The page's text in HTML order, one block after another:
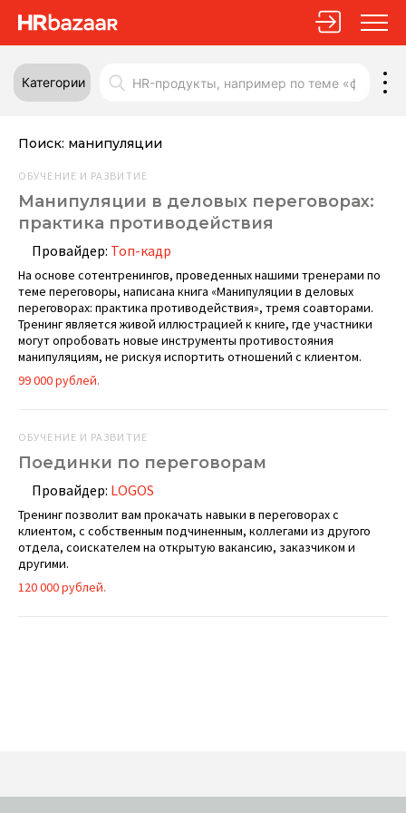
Категории
Поиск: манипуляции
ОБУЧЕНИЕ И РАЗВИТИЕ
Манипуляции в деловых переговорах:
практика противодействия
Провайдер: Топ-кадр
На основе сотентренингов, проведенных нашими тренерами по
теме переговоры, написана книга «Манипуляции в деловых
переговорах: практика противодействия», тремя соавторами.
Тренинг является живой иллюстрацией к книге, где участники
могут опробовать новые инструменты противостояния
манипуляциям, не рискуя испортить отношений с клиентом.
99 000 рублей.
ОБУЧЕНИЕ И РАЗВИТИЕ
Поединки по переговорам
Провайдер: LOGOS
Тренинг позволит вам прокачать навыки в переговорах с
клиентом, с собственным подчиненным, коллегами из другого
отдела, соискателем на открытую вакансию, заказчиком и
другими.
120 000 рублей.